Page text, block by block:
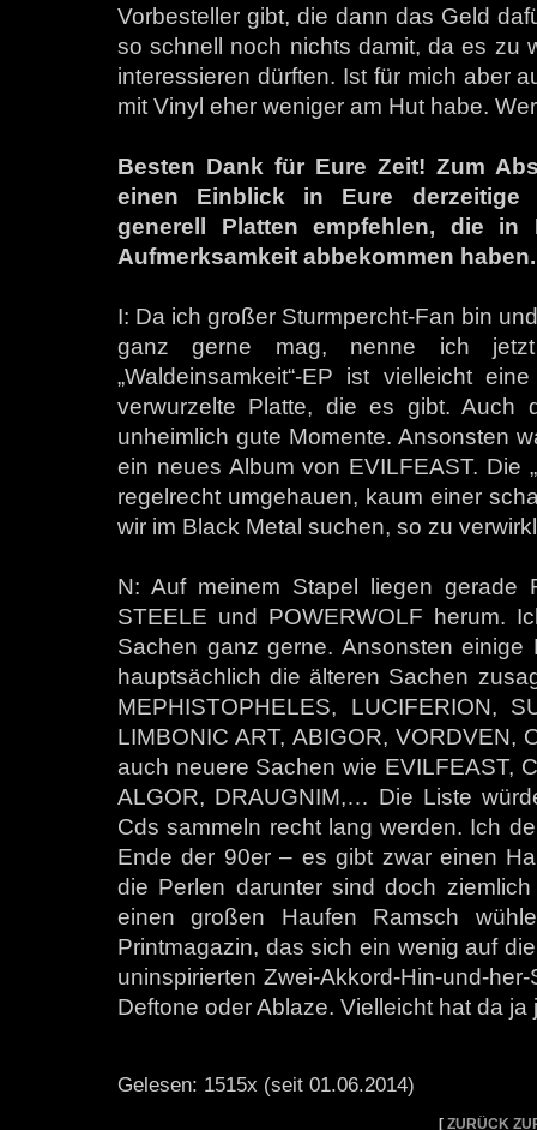
Vorbesteller gibt, die dann das Geld
so schnell noch nichts damit, da es zu
interessieren dürften. Ist für mich aber
mit Vinyl eher weniger am Hut habe.
Besten Dank für Eure Zeit! Zum
einen Einblick in Eure derzeitige
generell Platten empfehlen, die
Aufmerksamkeit abbekommen haben.
I: Da ich großer Sturmpercht-Fan bin
ganz gerne mag, nenne ich jetzt
„Waldeinsamkeit“-EP ist vielleicht
verwurzelte Platte, die es gibt. Auch
unheimlich gute Momente. Ansonsten
ein neues Album von EVILFEAST. Die
regelrecht umgehauen, kaum einer
wir im Black Metal suchen, so zu
N: Auf meinem Stapel liegen gerade
STEELE und POWERWOLF herum.
Sachen ganz gerne. Ansonsten
hauptsächlich die älteren Sachen
MEPHISTOPHELES, LUCIFERION,
LIMBONIC ART, ABIGOR, VORDVEN,
auch neuere Sachen wie EVILFEAST,
ALGOR, DRAUGNIM,… Die Liste
Cds sammeln recht lang werden. Ich
Ende der 90er – es gibt zwar einen
die Perlen darunter sind doch
einen großen Haufen Ramsch
Printmagazin, das sich ein wenig auf
uninspirierten Zwei-Akkord-Hin-und-
Deftone oder Ablaze. Vielleicht hat da
Gelesen: 1515x (seit 01.06.2014)
[ ZURÜCK